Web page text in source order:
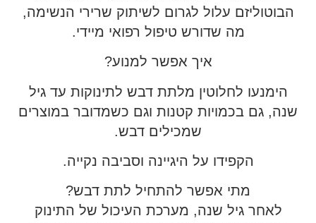
הבוטוליזם עלול לגרום לשיתוק שרירי הנשימה,
מה שדורש טיפול רפואי מיידי.
איך אפשר למנוע?
הימנעו לחלוטין מלתת דבש לתינוקות עד גיל
שנה, גם בכמויות קטנות וגם כשמדובר במוצרים
שמכילים דבש.
הקפידו על היגיינה וסביבה נקייה.
מתי אפשר להתחיל לתת דבש?
לאחר גיל שנה, מערכת העיכול של התינוק